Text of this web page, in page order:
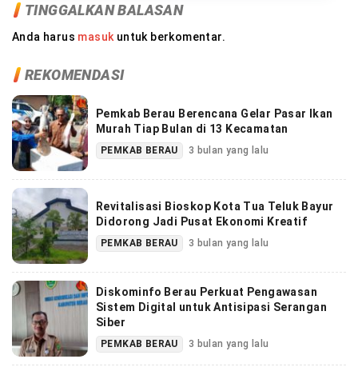
TINGGALKAN BALASAN
Anda harus masuk untuk berkomentar.
REKOMENDASI
Pemkab Berau Berencana Gelar Pasar Ikan
Murah Tiap Bulan di 13 Kecamatan
PEMKAB BERAU 3 bulan yang lalu
Revitalisasi Bioskop Kota Tua Teluk Bayur
Didorong Jadi Pusat Ekonomi Kreatif
PEMKAB BERAU 3 bulan yang lalu
Diskominfo Berau Perkuat Pengawasan
Sistem Digital untuk Antisipasi Serangan
Siber
PEMKAB BERAU 3 bulan yang lalu